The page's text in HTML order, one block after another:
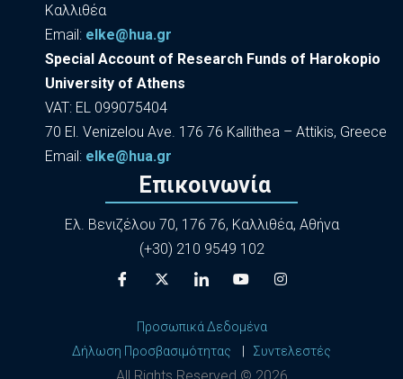
Καλλιθέα
Εmail: elke@hua.gr
Special Account of Research Funds of Harokopio
University of Athens
VAT: EL 099075404
70 El. Venizelou Ave. 176 76 Kallithea – Attikis, Greece
Εmail: elke@hua.gr
Επικοινωνία
Ελ. Βενιζέλου 70, 176 76, Καλλιθέα, Αθήνα
(+30) 210 9549 102
Προσωπικά Δεδομένα
Δήλωση Προσβασιμότητας
Συντελεστές